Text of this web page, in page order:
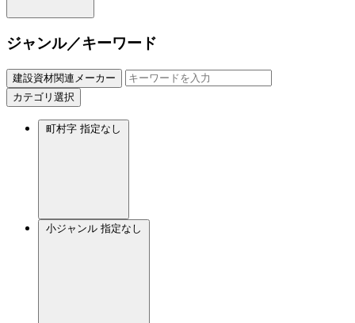
ジャンル／キーワード
建設資材関連メーカー
カテゴリ選択
町村字 指定なし
小ジャンル 指定なし